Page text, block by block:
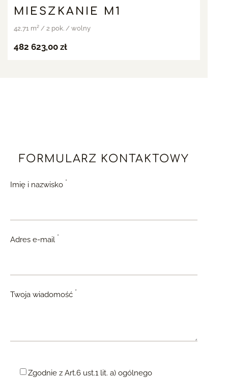
MIESZKANIE M1
42,71 m² / 2 pok. / wolny
482 623,00 zł
FORMULARZ KONTAKTOWY
Imię i nazwisko *
Adres e-mail *
Twoja wiadomość *
Zgodnie z Art.6 ust.1 lit. a) ogólnego